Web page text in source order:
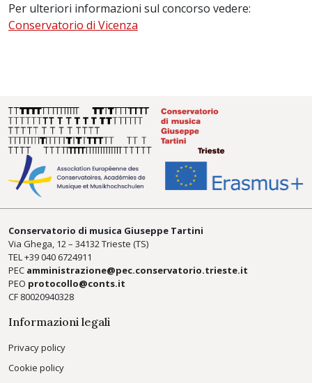
Per ulteriori informazioni sul concorso vedere:
Conservatorio di Vicenza
Conservatorio di musica Giuseppe Tartini
Via Ghega, 12 – 34132 Trieste (TS)
TEL +39040 6724911
PEC amministrazione@pec.conservatorio.trieste.it
PEO protocollo@conts.it
CF 80020940328
Informazioni legali
Privacy policy
Cookie policy